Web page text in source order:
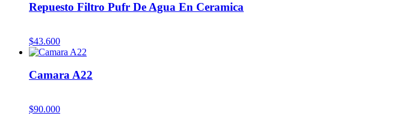
Repuesto Filtro Pufr De Agua En Ceramica
$43.600
Camara A22
$90.000